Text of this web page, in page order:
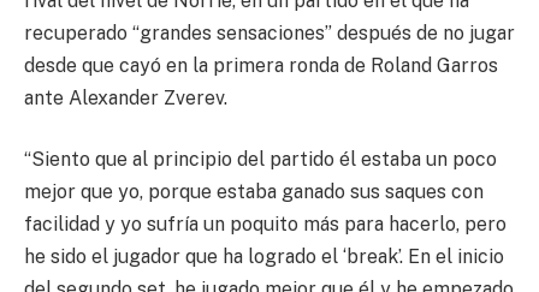
recuperado “grandes sensaciones” después de no jugar
desde que cayó en la primera ronda de Roland Garros
ante Alexander Zverev.
“Siento que al principio del partido él estaba un poco
mejor que yo, porque estaba ganado sus saques con
facilidad y yo sufría un poquito más para hacerlo, pero
he sido el jugador que ha logrado el ‘break’. En el inicio